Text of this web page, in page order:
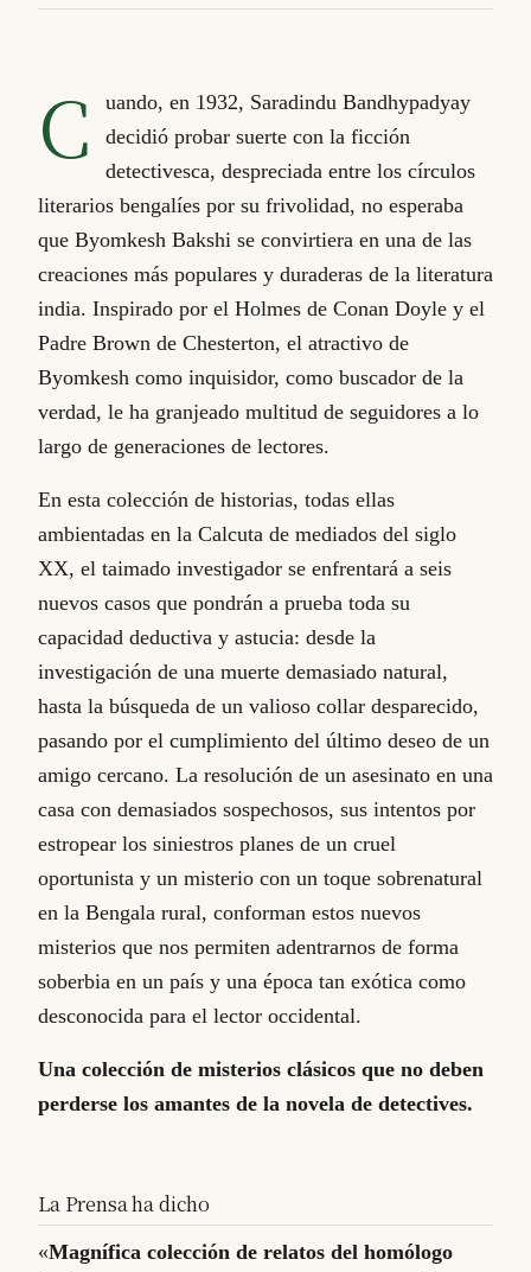
C
uando, en 1932, Saradindu Bandhypadyay
decidió probar suerte con la ficción
detectivesca, despreciada entre los círculos
literarios bengalíes por su frivolidad, no esperaba
que Byomkesh Bakshi se convirtiera en una de las
creaciones más populares y duraderas de la literatura
india. Inspirado por el Holmes de Conan Doyle y el
Padre Brown de Chesterton, el atractivo de
Byomkesh como inquisidor, como buscador de la
verdad, le ha granjeado multitud de seguidores a lo
largo de generaciones de lectores.
En esta colección de historias, todas ellas
ambientadas en la Calcuta de mediados del siglo
XX, el taimado investigador se enfrentará a seis
nuevos casos que pondrán a prueba toda su
capacidad deductiva y astucia: desde la
investigación de una muerte demasiado natural,
hasta la búsqueda de un valioso collar desparecido,
pasando por el cumplimiento del último deseo de un
amigo cercano. La resolución de un asesinato en una
casa con demasiados sospechosos, sus intentos por
estropear los siniestros planes de un cruel
oportunista y un misterio con un toque sobrenatural
en la Bengala rural, conforman estos nuevos
misterios que nos permiten adentrarnos de forma
soberbia en un país y una época tan exótica como
desconocida para el lector occidental.
Una colección de misterios clásicos que no deben
perderse los amantes de la novela de detectives.
La Prensa ha dicho
«Magnífica colección de relatos del homólogo